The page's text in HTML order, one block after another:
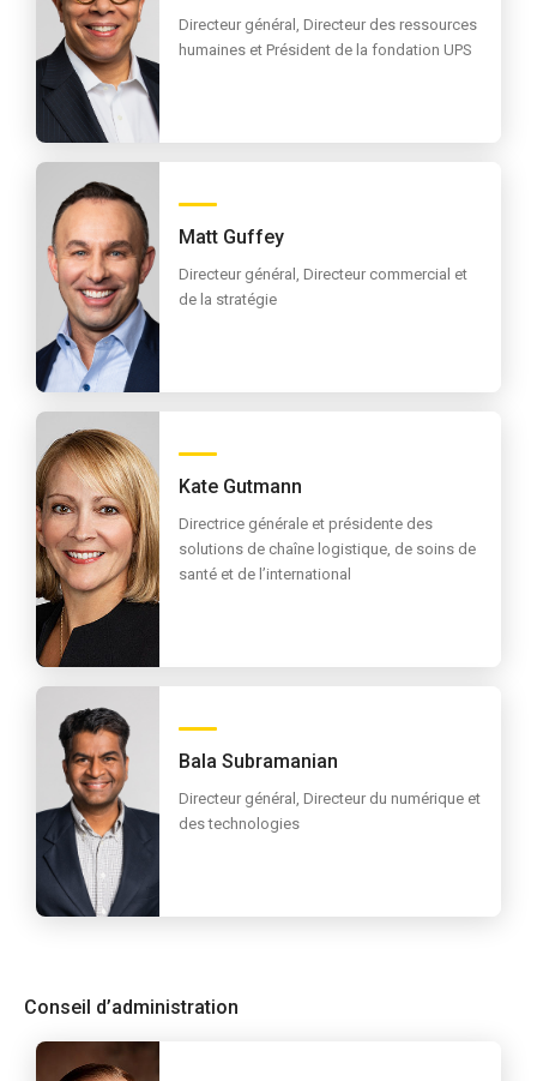
Directeur général, Directeur des ressources
humaines et Président de la fondation UPS
Matt Guffey
Directeur général, Directeur commercial et
de la stratégie
Kate Gutmann
Directrice générale et présidente des
solutions de chaîne logistique, de soins de
santé et de l’international
Bala Subramanian
Directeur général, Directeur du numérique et
des technologies
Conseil d’administration